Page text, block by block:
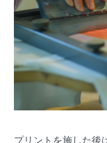
プリントを施した後